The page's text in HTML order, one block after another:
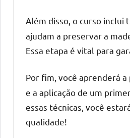
Além disso, o curso inclui
ajudam a preservar a
Essa etapa é vital para
Por fim, você aprenderá a
e a aplicação de um
essas técnicas, você
qualidade!